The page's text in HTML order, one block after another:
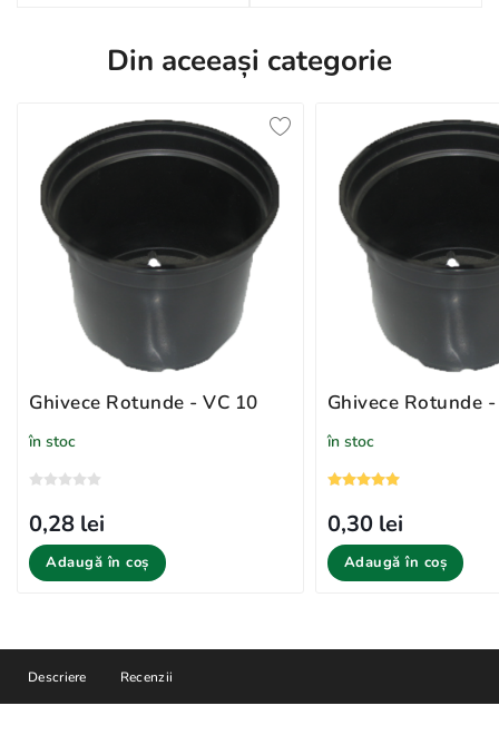
Din aceeași categorie
Ghivece Rotunde - VC 10
în stoc
0,28 lei
Adaugă în coș
Ghivece Rotunde
în stoc
0,30 lei
Adaugă în coș
Descriere Recenzii